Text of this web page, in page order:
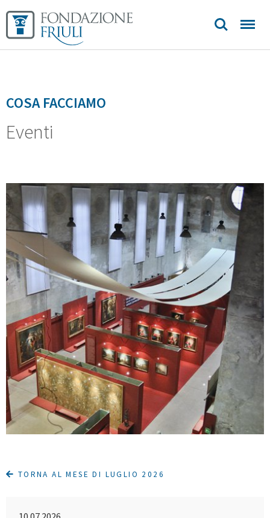
contatti
COSA FACCIAMO
Eventi
TORNA AL MESE DI LUGLIO 2026